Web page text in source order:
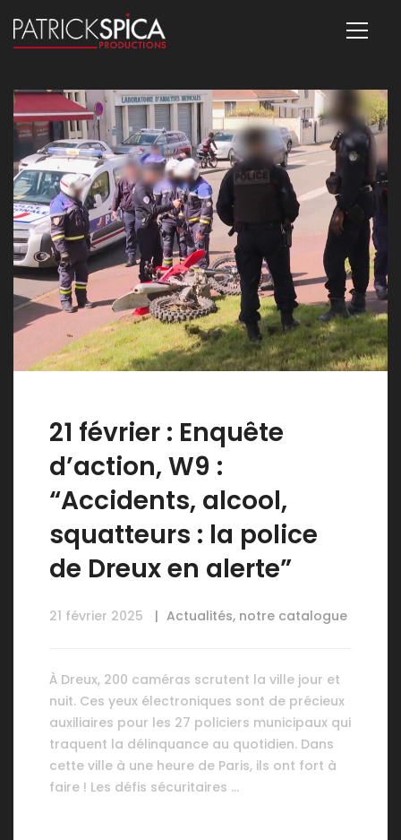
21 février : Enquête
d’action, W9 :
“Accidents, alcool,
squatteurs : la police
de Dreux en alerte”
21 février 2025 Actualités, notre catalogue
À Dreux, 200 caméras scrutent la ville jour et
nuit. Ces yeux électroniques sont de précieux
auxiliaires pour les 27 policiers municipaux qui
traquent la délinquance au quotidien. Dans
cette ville à une heure de Paris, ils ont fort à
faire ! Les défis sécuritaires …